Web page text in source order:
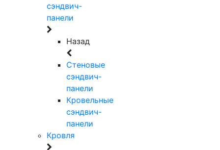
сэндвич-
панели
Назад
Стеновые
сэндвич-
панели
Кровельные
сэндвич-
панели
Кровля